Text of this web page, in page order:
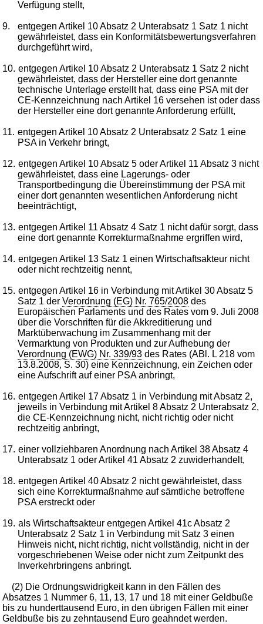
Verfügung stellt,
9.
entgegen Artikel 10 Absatz 2 Unterabsatz 1 Satz 1 nicht
gewährleistet, dass ein Konformitätsbewertungsverfahren
durchgeführt wird,
10. entgegen Artikel 10 Absatz 2 Unterabsatz 1 Satz 2 nicht
gewährleistet, dass der Hersteller eine dort genannte
technische Unterlage erstellt hat, dass eine PSA mit der
CE-Kennzeichnung nach Artikel 16 versehen ist oder dass
der Hersteller eine dort genannte Anforderung erfüllt,
11. entgegen Artikel 10 Absatz 2 Unterabsatz 2 Satz 1 eine
PSA in Verkehr bringt,
12. entgegen Artikel 10 Absatz 5 oder Artikel 11 Absatz 3 nicht
gewährleistet, dass eine Lagerungs- oder
Transportbedingung die Übereinstimmung der PSA mit
einer dort genannten wesentlichen Anforderung nicht
beeinträchtigt,
13. entgegen Artikel 11 Absatz 4 Satz 1 nicht dafür sorgt, dass
eine dort genannte Korrekturmaßnahme ergriffen wird,
14. entgegen Artikel 13 Satz 1 einen Wirtschaftsakteur nicht
oder nicht rechtzeitig nennt,
15. entgegen Artikel 16 in Verbindung mit Artikel 30 Absatz 5
Satz 1 derVerordnung (EG) Nr. 765/2008 des
Europäischen Parlaments und des Rates vom 9. Juli 2008
über die Vorschriften für die Akkreditierung und
Marktüberwachung im Zusammenhang mit der
Vermarktung von Produkten und zur Aufhebung der
Verordnung (EWG) Nr. 339/93 des Rates (ABl. L 218 vom
13.8.2008, S. 30) eine Kennzeichnung, ein Zeichen oder
eine Aufschrift auf einer PSA anbringt,
16. entgegen Artikel 17 Absatz 1 in Verbindung mit Absatz 2,
jeweils in Verbindung mit Artikel 8 Absatz 2 Unterabsatz 2,
die CE-Kennzeichnung nicht, nicht richtig oder nicht
rechtzeitig anbringt,
17. einer vollziehbaren Anordnung nach Artikel 38 Absatz 4
Unterabsatz 1 oder Artikel 41 Absatz 2 zuwiderhandelt,
18. entgegen Artikel 40 Absatz 2 nicht gewährleistet, dass
sich eine Korrekturmaßnahme auf sämtliche betroffene
PSA erstreckt oder
19. als Wirtschaftsakteur entgegen Artikel 41c Absatz 2
Unterabsatz 2 Satz 1 in Verbindung mit Satz 3 einen
Hinweis nicht, nicht richtig, nicht vollständig, nicht in der
vorgeschriebenen Weise oder nicht zum Zeitpunkt des
Inverkehrbringens anbringt.
(2) Die Ordnungswidrigkeit kann in den Fällen des
Absatzes 1 Nummer 6, 11, 13, 17 und 18 mit einer Geldbuße
bis zu hunderttausend Euro, in den übrigen Fällen mit einer
Geldbuße bis zu zehntausend Euro geahndet werden.